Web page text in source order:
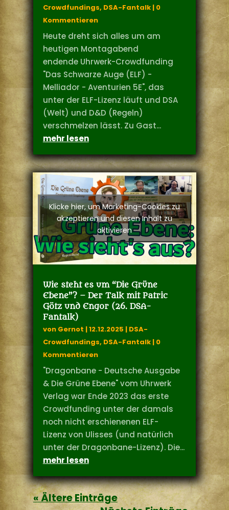
Crowdfundings, DSA-Fantalk| 0
Kommentieren
Heute dreht sich alles um am
heutigen Montagabend
endende Uhrwerk-Crowdfunding
"Das Schwarze Auge (ELF) -
Melliador - Aventurien 5E", das
unter der ELF-Lizenz läuft und DSA
(Welt) und D&D (Regeln)
verschmelzen lässt. Zu Gast...
mehr lesen
Klicke hier, um Marketing-Cookies zu
akzeptieren und diesen Inhalt zu
aktivieren
Wie steht es um “Die Grüne
Ebene”? – Der Talk mit Patric
Götz und Engor (26. DSA-
Fantalk)
von Gernot |12.12.2025 | DSA-
Crowdfundings, DSA-Fantalk| 0
Kommentieren
"Dragonbane - Deutsche Ausgabe
& Die Grüne Ebene" vom Uhrwerk
Verlag war Ende 2023 das erste
Crowdfunding unter der damals
noch nicht erschienenen ELF-
Lizenz von Ulisses (und natürlich
unter der Dragonbane-Lizenz). Die...
mehr lesen
« Ältere Einträge